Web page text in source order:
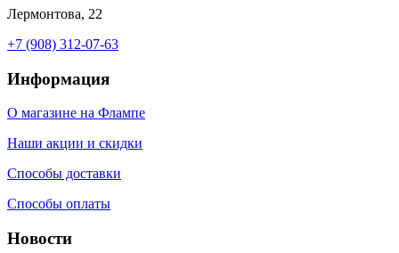
Лермонтова, 22
+7 (908) 312-07-63
Информация
О магазине на Флампе
Наши акции и скидки
Способы доставки
Способы оплаты
Новости